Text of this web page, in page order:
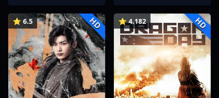
⭐ 6.5 HD ⭐ 4.182 HD